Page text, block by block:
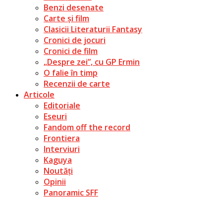
Benzi desenate
Carte și film
Clasicii Literaturii Fantasy
Cronici de jocuri
Cronici de film
„Despre zei”, cu GP Ermin
O falie în timp
Recenzii de carte
Articole
Editoriale
Eseuri
Fandom off the record
Frontiera
Interviuri
Kaguya
Noutăți
Opinii
Panoramic SFF